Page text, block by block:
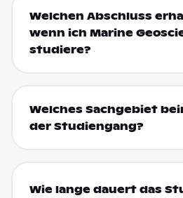
Welchen Abschluss
wenn ich Marine
studiere?
Welches Sachgebiet
der Studiengang?
Wie lange dauert das